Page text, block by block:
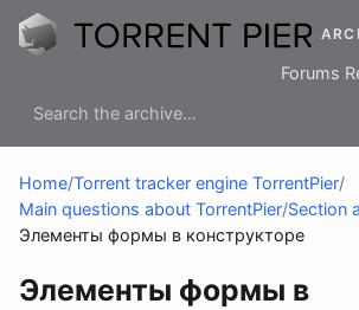
Forums
Home/Torrent tracker engine TorrentPier/
Main questions about TorrentPier/Section
Элементы формы в конструкторе
Элементы формы в